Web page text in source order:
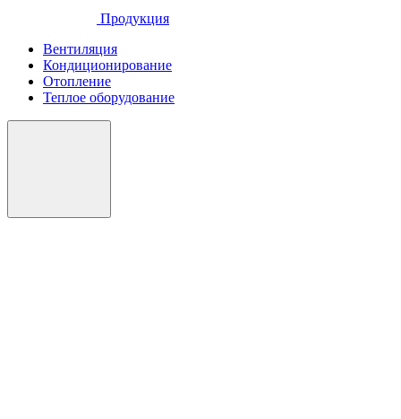
Продукция
Вентиляция
Кондиционирование
Отопление
Теплое оборудование